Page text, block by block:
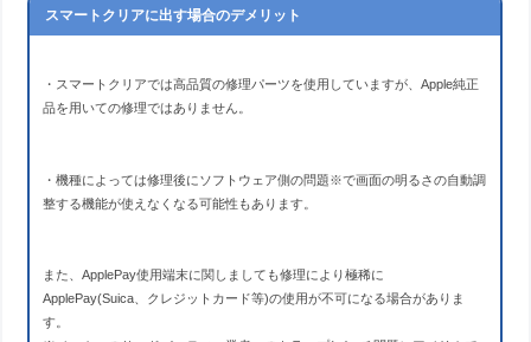
スマートクリアに出す場合のデメリット
・スマートクリアでは高品質の修理パーツを使用していますが、Apple純正
品を用いての修理ではありません。
・機種によっては修理後にソフトウェア側の問題※で画面の明るさの自動調
整する機能が使えなくなる可能性もあります。
また、ApplePay使用端末に関しましても修理により極稀に
ApplePay(Suica、クレジットカード等)の使用が不可になる場合がありま
す。